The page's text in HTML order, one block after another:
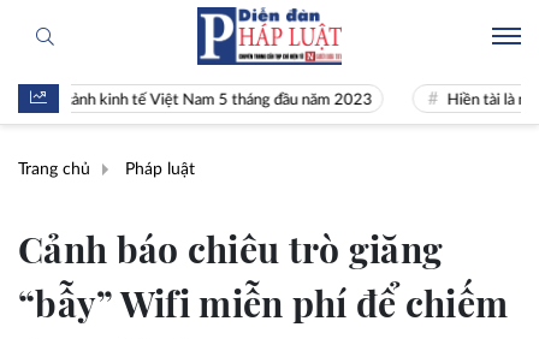
cảnh kinh tế Việt Nam 5 tháng đầu năm 2023 Hiền tài là nguyên
Trang chủ Pháp luật
Cảnh báo chiêu trò giăng
“bẫy” Wifi miễn phí để chiếm